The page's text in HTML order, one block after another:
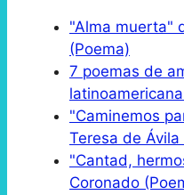
"Alma muerta"
(Poema)
7 poemas de
"Caminemos
Teresa de Ávila
"Cantad,
Coronado